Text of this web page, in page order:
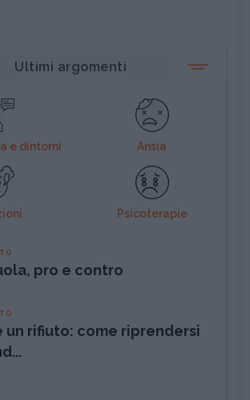
Ultimi argomenti
e dintorni Ansia
Psicoterapie
pro e contro
un rifiuto: come riprendersi